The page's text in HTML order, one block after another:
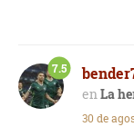
La
7.5
30 de